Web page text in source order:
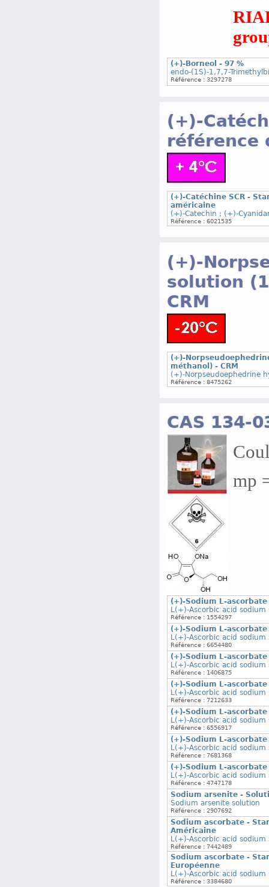
(+)-Borneol - 97 %
endo-(1S)-1,7,7-
Référence : 3297278
(+)-
référence
(+)-Catéchine SCR -
américaine
(+)-Catechin ; (+)-
Référence : 6021535
(+)-
solution
CRM
(+)-
méthanol) - CRM
(+)-Norpseudoephedrine
Référence : 8475262
CAS 134-
mp
(+)-Sodium L-
L(+)-Ascorbic acid
Référence : 1554297
(+)-Sodium L-
L(+)-Ascorbic acid
Référence : 6654480
(+)-Sodium L-
L(+)-Ascorbic acid
Référence : 1406875
(+)-Sodium L-
L(+)-Ascorbic acid
Référence : 7212633
(+)-Sodium L-ascorbate
L(+)-Ascorbic acid
Référence : 6556917
(+)-Sodium L-ascorbate
L(+)-Ascorbic acid
Référence : 7681368
(+)-Sodium L-ascorbate
L(+)-Ascorbic acid
Référence : 4747178
Sodium arsenite -
Sodium arsenite solution
Référence : 2907692
Sodium ascorbate -
Américaine
L(+)-Ascorbic acid sodium
Référence : 7442489
Sodium ascorbate -
Européenne
L(+)-Ascorbic acid sodium
Référence : 3384680